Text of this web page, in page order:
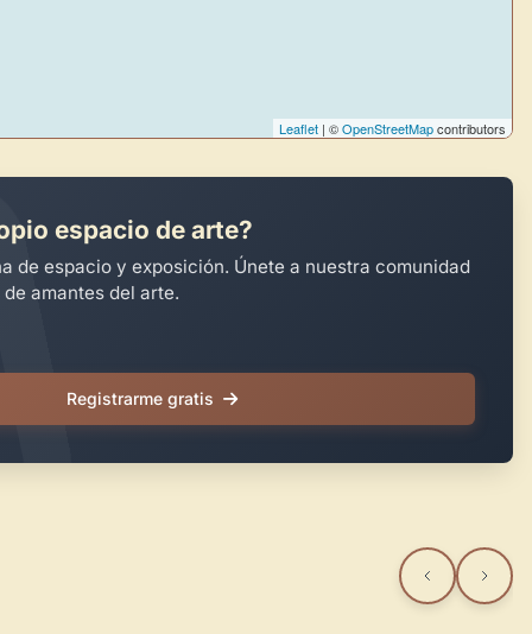
Leaflet | ©OpenStreetMapcontributors
espacio de arte?
de espacio y exposición. Únete a nuestra comunidad
amantes del arte.
Registrarme gratis